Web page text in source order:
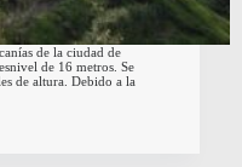
de la ciudad de
de 16 metros. Se
de altura. Debido a la